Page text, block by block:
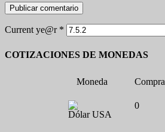
Current ye@r *
COTIZACIONES DE MONEDAS
Moneda Compra
Dólar USA
0